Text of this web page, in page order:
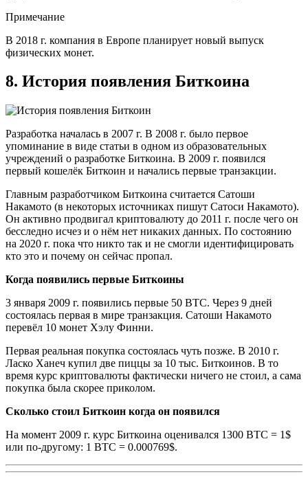
Примечание
В 2018 г. компания в Европе планирует новый выпуск
физических монет.
8. История появления Биткоина
Разработка началась в 2007 г. В 2008 г. было первое
упоминание в виде статьи в одном из образовательных
учреждений о разработке Биткоина. В 2009 г. появился
первый кошелёк Биткоин и начались первые транзакции.
Главным разработчиком Биткоина считается Сатоши
Накамото (в некоторых источниках пишут Сатоси Накамото).
Он активно продвигал криптовалюту до 2011 г. после чего он
бесследно исчез и о нём нет никаких данных. По состоянию
на 2020 г. пока что никто так и не смогли идентифицировать
кто это и почему он сейчас пропал.
Когда появились первые Биткоины
3 января 2009 г. появились первые 50 BTC. Через 9 дней
состоялась первая в мире транзакция. Сатоши Накамото
перевёл 10 монет Хэлу Финни.
Первая реальная покупка состоялась чуть позже. В 2010 г.
Ласко Ханеч купил две пиццы за 10 тыс. Биткоинов. В то
время курс криптовалюты фактически ничего не стоил, а сама
покупка была скорее приколом.
Сколько стоил Биткоин когда он появился
На момент 2009 г. курс Биткоина оценивался 1300 BTC = 1$
или по-другому: 1 BTC = 0.000769$.